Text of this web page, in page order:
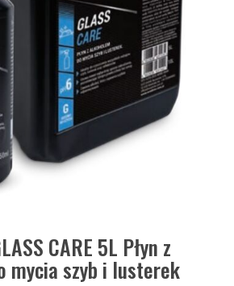
CARE 5L Płyn z
mycia szyb i lusterek